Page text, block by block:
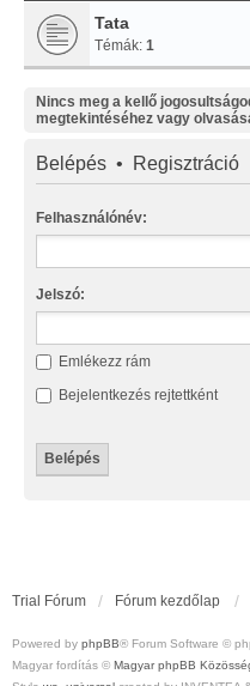
Tata
Témák: 1
Nincs meg a kellő
megtekintéséhez vagy
Belépés • Regisztráció
Felhasználónév:
Jelszó:
Emlékezz rám
Bejelentkezés rejtettként
Trial Fórum Fórum kezdőlap
Powered by phpBB® Forum Software ©
Magyar fordítás © Magyar phpBB